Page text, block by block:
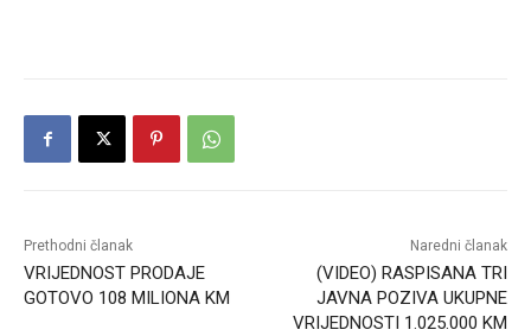
Prethodni članak
VRIJEDNOST PRODAJE
GOTOVO 108 MILIONA KM
Naredni članak
(VIDEO) RASPISANA TRI
JAVNA POZIVA UKUPNE
VRIJEDNOSTI 1.025.000 KM